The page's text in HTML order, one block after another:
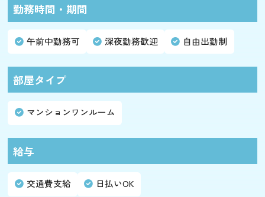
勤務時間・期間
午前中勤務可 深夜勤務歓迎 自由出勤制
部屋タイプ
マンションワンルーム
給与
交通費支給 日払いOK